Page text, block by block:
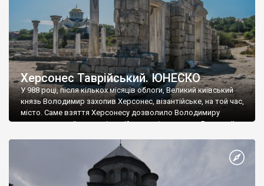
Херсонес Таврійський. ЮНЕСКО
У 988 році, після кількох місяців облоги, Великий київський
князь Володимир захопив Херсонес, візантійське, на той час,
місто. Саме взяття Херсонесу дозволило Володимиру
диктувати свої умови візантійському імператору Василю ІІ, та
Херсонесі Володимир-язичник, став Василем-християнином.
А потім було Хрещення Русі. На честь Херсонесу Таврійського